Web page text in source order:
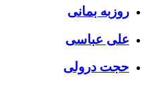
روزبه بمانی
علی عباسی
حجت درولی